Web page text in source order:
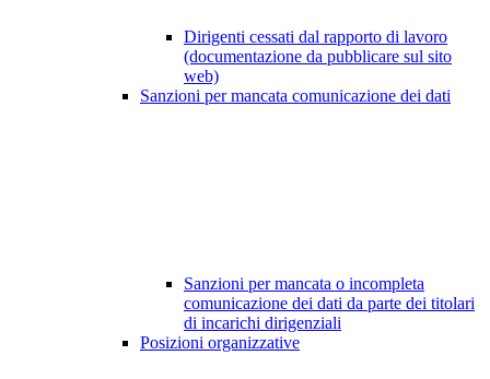
Dirigenti cessati dal rapporto di lavoro
(documentazione da pubblicare sul sito
web)
Sanzioni per mancata comunicazione dei dati
Sanzioni per mancata o incompleta
comunicazione dei dati da parte dei titolari
di incarichi dirigenziali
Posizioni organizzative